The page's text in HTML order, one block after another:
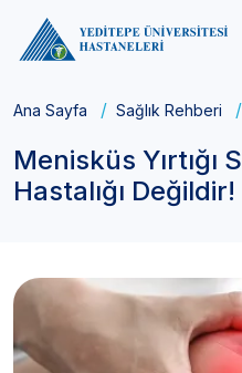
Ana Sayfa Sağlık Rehberi
Menisküs Yırtığı
Hastalığı Değildir!